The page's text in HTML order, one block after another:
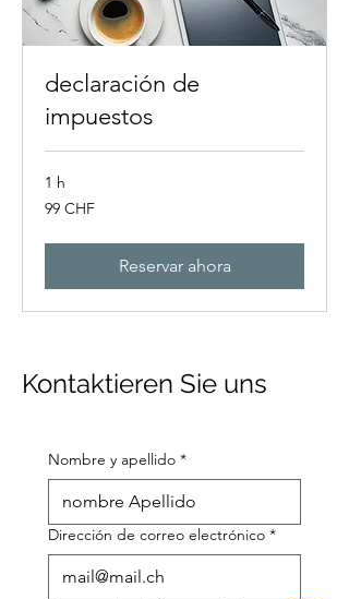
declaración de
impuestos
1 h
99
francos
99 CHF
Reservar ahora
Kontaktieren Sie uns
Nombre y apellido *
Dirección de correo electrónico *